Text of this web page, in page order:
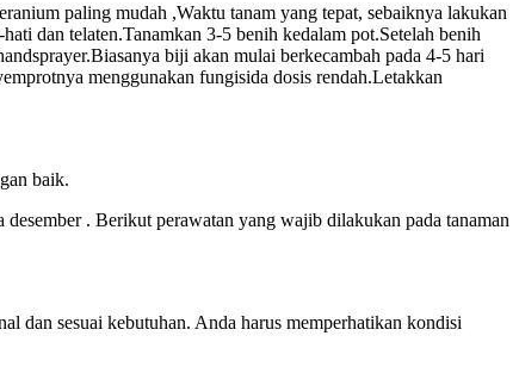
paling mudah ,Waktu tanam yang tepat, sebaiknya lakukan
dan telaten.Tanamkan 3-5 benih kedalam pot.Setelah benih
biji akan mulai berkecambah pada 4-5 hari
menggunakan fungisida dosis rendah.Letakkan
baik.
. Berikut perawatan yang wajib dilakukan pada tanaman
dan sesuai kebutuhan. Anda harus memperhatikan kondisi